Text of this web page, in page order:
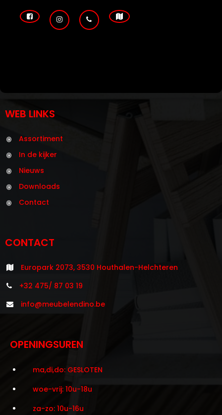
WEB LINKS
Assortiment
In de kijker
Nieuws
Downloads
Contact
CONTACT
Europark 2073, 3530 Houthalen-Helchteren
+32 475/ 87 03 19
info@meubelendino.be
OPENINGSUREN
ma,di,do: GESLOTEN
woe-vrij: 10u-18u
za-zo: 10u-16u